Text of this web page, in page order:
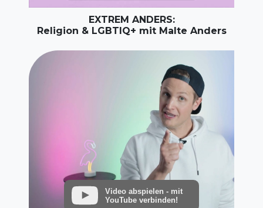
EXTREM ANDERS:
Religion & LGBTIQ+ mit Malte Anders
Video abspielen - mit
YouTube verbinden!